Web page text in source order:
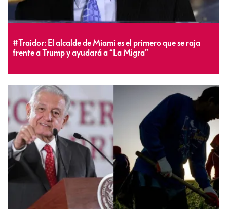
#Traidor: El alcalde de Miami es el primero que se raja
frente a Trump y ayudará a “La Migra”